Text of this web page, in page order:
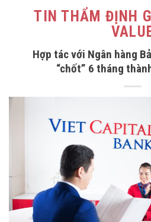
TIN THẨM ĐỊNH
Hợp tác với Ngân hàng
“chốt” 6 tháng